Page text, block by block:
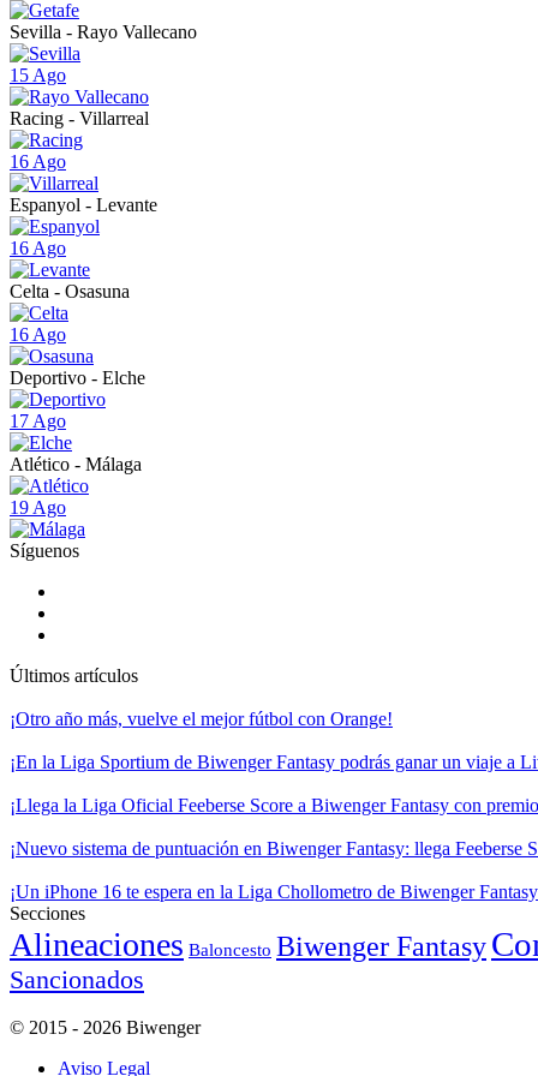
Sevilla - Rayo Vallecano
15 Ago
Racing - Villarreal
16 Ago
Espanyol - Levante
16 Ago
Celta - Osasuna
16 Ago
Deportivo - Elche
17 Ago
Atlético - Málaga
19 Ago
Síguenos
Últimos artículos
¡Otro año más, vuelve el mejor fútbol con Orange!
¡En la Liga Sportium de Biwenger Fantasy podrás ganar un viaje a
¡Llega la Liga Oficial Feeberse Score a Biwenger Fantasy con
¡Nuevo sistema de puntuación en Biwenger Fantasy: llega Feeberse
¡Un iPhone 16 te espera en la Liga Chollometro de Biwenger
Secciones
Alineaciones Baloncesto Biwenger Fantasy
Sancionados
© 2015 - 2026 Biwenger
Aviso Legal